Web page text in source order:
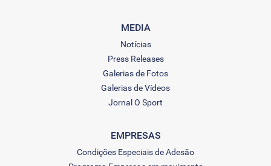
MEDIA
Notícias
Press Releases
Galerias de Fotos
Galerias de Vídeos
Jornal O Sport
EMPRESAS
Condições Especiais de Adesão